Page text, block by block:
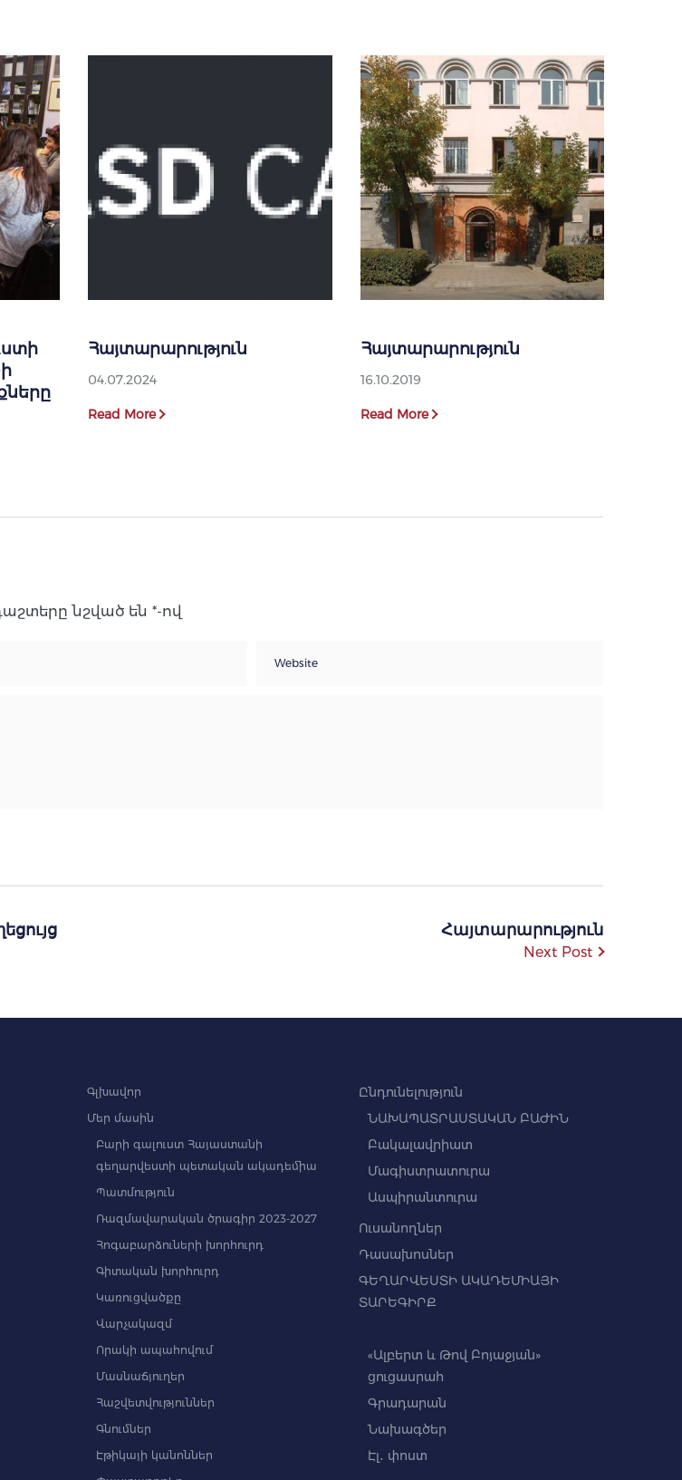
Հայտարարություն
04.07.2024
Read More
Հայտարարություն
16.10.2019
Read More
նշված են *-ով
Հայտարարություն
Next Post
Գլխավոր
Մեր մասին
Բարի գալուստ Հայաստանի
գեղարվեստի պետական ակադեմիա
Պատմություն
Ռազմավարական ծրագիր 2023-2027
Հոգաբարձուների խորհուրդ
Գիտական խորհուրդ
Կառուցվածքը
Վարչակազմ
Որակի ապահովում
Մասնաճյուղեր
Հաշվետվություններ
Գնումներ
Էթիկայի կանոններ
Ընդունելություն
ՆԱԽԱՊԱՏՐԱՍՏԱԿԱՆ ԲԱԺԻՆ
Բակալավրիատ
Մագիստրատուրա
Ասպիրանտուրա
Ուսանողներ
Դասախոսներ
ԳԵՂԱՐՎԵՍՏԻ ԱԿԱԴԵՄԻԱՅԻ
ՏԱՐԵԳԻՐՔ
«Ալբերտ և Թով Բոյաջյան»
ցուցասրահ
Գրադարան
Նախագծեր
Էլ․ փոստ